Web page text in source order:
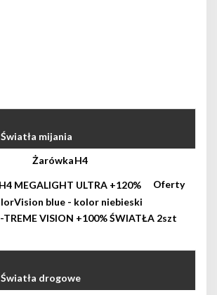
Światła mijania
H4
Światła drogowe